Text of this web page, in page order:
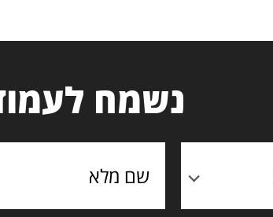
נשמח